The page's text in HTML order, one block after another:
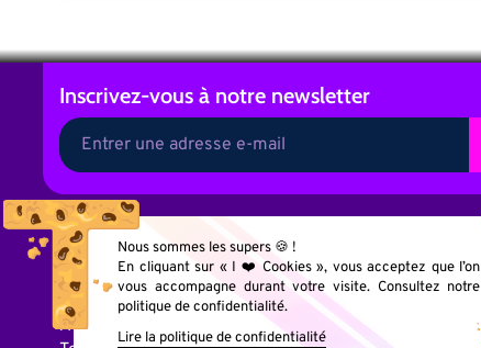
Inscrivez-vousà notre newsletter
l
t
e
r
n
a
t
v
Acteur de la transformation digitale ,
Nous sommes les supers 🍪 !
En cliquant sur « I ❤️ Cookies », vous acceptez que l’on
vous accompagne durant votre visite. Consultez notre
politique de confidentialité.
Lire la politique de confidentialité